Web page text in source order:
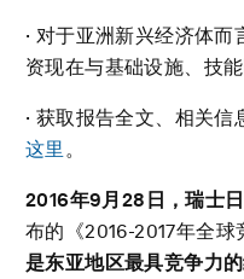
· 对于亚洲新兴经济体
资现在与基础设施、技
· 获取报告全文、相关
这里 。
2016年9月 28 日，瑞士
布的《2016-2017年全球
是东亚地区最具竞争力